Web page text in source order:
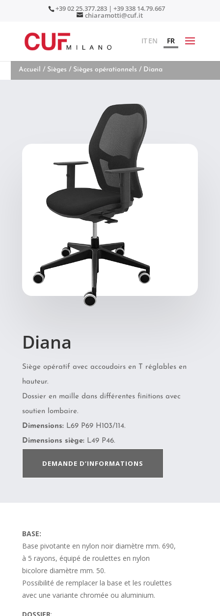
+39 02 25.377.283 | +39 338 14.79.667
chiaramotti@cuf.it
ITEN FR
Accueil / Sièges / Sièges opérationnels / Diana
Diana
Siège opératif avec accoudoirs en T réglables en
hauteur.
Dossier en maille dans différentes finitions avec
soutien lombaire.
Dimensions:L69 P69 H103/114.
Dimensions siège:L49 P46.
DEMANDE D’INFORMATIONS
BASE:
Base pivotante en nylon noir diamètre mm. 690,
à 5 rayons, équipé de roulettes en nylon
bicolore diamètre mm. 50.
Possibilité de remplacer la base et les roulettes
avec une variante chromée ou aluminium.